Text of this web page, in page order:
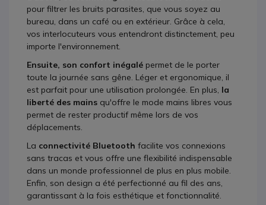
pour filtrer les bruits parasites, que vous soyez au
bureau, dans un café ou en extérieur. Grâce à cela,
vos interlocuteurs vous entendront distinctement, peu
importe l'environnement.
Ensuite, son confort inégalé permet de le porter
toute la journée sans gêne. Léger et ergonomique, il
est parfait pour une utilisation prolongée. En plus, la
liberté des mains qu'offre le mode mains libres vous
permet de rester productif même lors de vos
déplacements.
La connectivité Bluetooth facilite vos connexions
sans tracas et vous offre une flexibilité indispensable
dans un monde professionnel de plus en plus mobile.
Enfin, son design a été perfectionné au fil des ans,
garantissant à la fois esthétique et fonctionnalité.